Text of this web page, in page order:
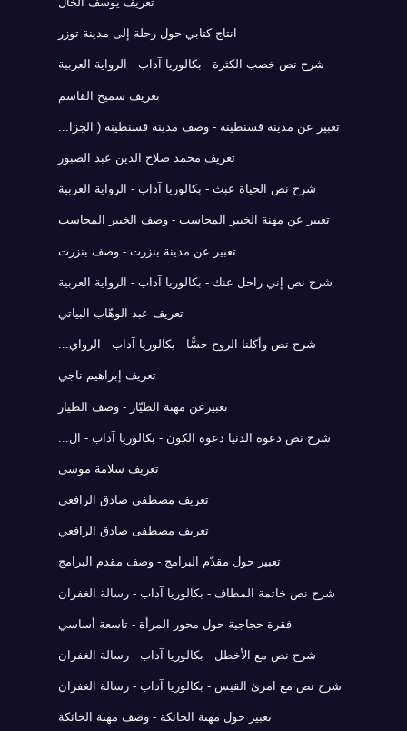
انتاج كتابي حول رحلة إلى مدينة توزر
شرح نص خصب الكثرة - بكالوريا آداب - الرواية العربية
تعريف سميح القاسم
تعبير عن مدينة قسنطينة - وصف مدينة قسنطينة ( الجزا...
تعريف محمد صلاح الدين عبد الصبور
شرح نص الحياة عبث - بكالوريا آداب - الرواية العربية
تعبير عن مهنة الخبير المحاسب - وصف الخبير المحاسب
تعبير عن مدينة بنزرت - وصف بنزرت
شرح نص إني راحل عنك - بكالوريا آداب - الرواية العربية
تعريف عبد الوهّاب البياتي
شرح نص وأكلنا الروح حسًّا - بكالوريا آداب - الرواي...
تعريف إبراهيم ناجي
تعبيرعن مهنة الطيّار - وصف الطيار
شرح نص دعوة الدنيا دعوة الكون - بكالوريا آداب - ال...
تعريف سلامة موسى
تعريف مصطفى صادق الرافعي
تعريف مصطفى صادق الرافعي
تعبير حول مقدّم البرامج - وصف مقدم البرامج
شرح نص خاتمة المطاف - بكالوريا آداب - رسالة الغفران
فقرة حجاجية حول محور المرأة - تاسعة أساسي
شرح نص مع الأخطل - بكالوريا آداب - رسالة الغفران
شرح نص مع امرئ القيس - بكالوريا آداب - رسالة الغفران
تعبير حول مهنة الحائكة - وصف مهنة الحائكة